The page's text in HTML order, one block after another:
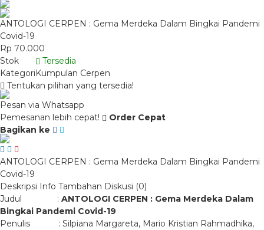
ANTOLOGI CERPEN : Gema Merdeka Dalam Bingkai Pandemi
Covid-19
Rp 70.000
Stok
Tersedia
KategoriKumpulan Cerpen
Tentukan pilihan yang tersedia!
Pesan via Whatsapp
Pemesanan lebih cepat!
Order Cepat
Bagikan ke
ANTOLOGI CERPEN : Gema Merdeka Dalam Bingkai Pandemi
Covid-19
Deskripsi Info Tambahan Diskusi (0)
Judul : ANTOLOGI CERPEN : Gema Merdeka Dalam
Bingkai Pandemi Covid-19
Penulis : Silpiana Margareta, Mario Kristian Rahmadhika,